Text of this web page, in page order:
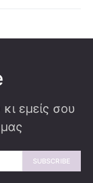
εμείς σου
SUBSCRIBE